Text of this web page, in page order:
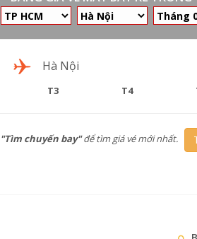
Hà Nội
T3 T4
"Tìm chuyến bay"để tìm giá vé mới nhất.